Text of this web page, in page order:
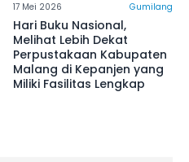
17 Mei 2026 Gumilang
Hari Buku Nasional,
Melihat Lebih Dekat
Perpustakaan Kabupaten
Malang di Kepanjen yang
Miliki Fasilitas Lengkap